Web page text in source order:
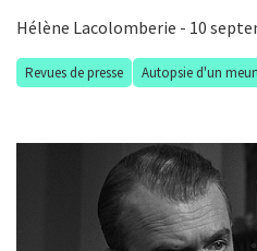
Hélène Lacolomberie - 10
Revues de presse Autopsie d'un